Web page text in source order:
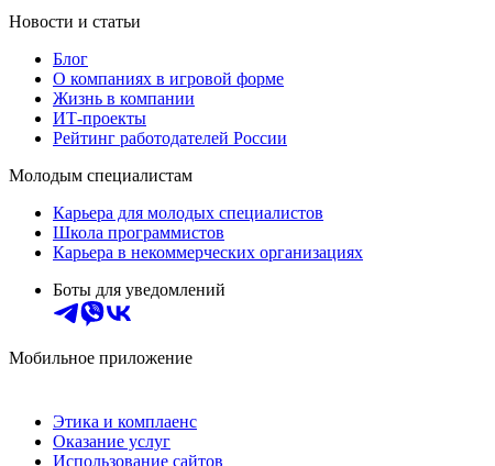
Новости и статьи
Блог
О компаниях в игровой форме
Жизнь в компании
ИТ-проекты
Рейтинг работодателей России
Молодым специалистам
Карьера для молодых специалистов
Школа программистов
Карьера в некоммерческих организациях
Боты для уведомлений
Мобильное приложение
Этика и комплаенс
Оказание услуг
Использование сайтов